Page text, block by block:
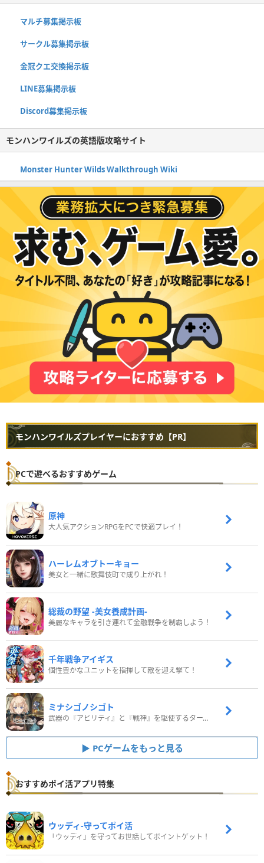
マルチ募集掲示板
サークル募集掲示板
金冠クエ交換掲示板
LINE募集掲示板
Discord募集掲示板
モンハンワイルズの英語版攻略サイト
Monster Hunter Wilds Walkthrough Wiki
モンハンワイルズプレイヤーにおすすめ【PR】
PCで遊べるおすすめゲーム
原神
大人気アクションRPGをPCで快適プレイ！
ハーレムオブトーキョー
美女と一緒に歌舞伎町で成り上がれ！
総裁の野望 -美女養成計画-
美麗なキャラを引き連れて金融戦争を制覇しよう！
千年戦争アイギス
個性豊かなユニットを指揮して敵を迎え撃て！
ミナシゴノシゴト
武器の『アビリティ』と『戦神』を駆使するターン制コマンドバトルRPG！
PCゲームをもっと見る
おすすめポイ活アプリ特集
ウッディ‐守ってポイ活
「ウッディ」を守ってお世話してポイントゲット！